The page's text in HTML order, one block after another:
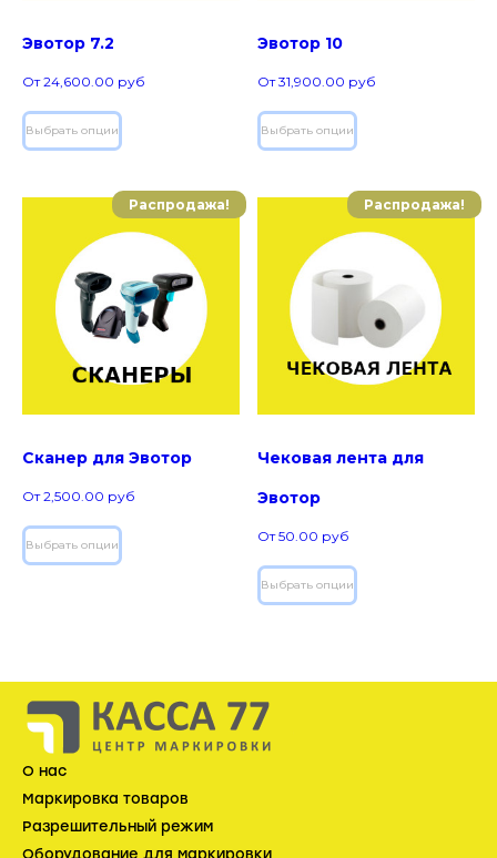
Эвотор 7.2
От24,600.00 руб
Выбрать опции
Эвотор 10
От31,900.00 руб
Выбрать опции
Распродажа!
Сканер для Эвотор
От2,500.00 руб
Выбрать опции
Распродажа!
Чековая лента для
Эвотор
От50.00 руб
Выбрать опции
О нас
Маркировка товаров
Разрешительный режим
Оборудование для маркировки